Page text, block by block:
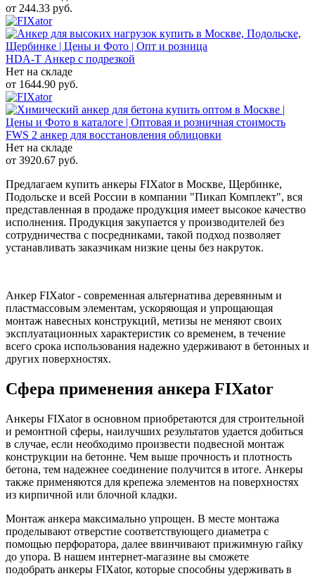
от 244.33 руб.
HDA-T Анкер с подрезкой
Нет на складе
от 1644.90 руб.
FWS 2 анкер для восстановления облицовки
Нет на складе
от 3920.67 руб.
Предлагаем купить анкеры FIXator в Москве, Щербинке,
Подольске и всей России в компании "Пикап Комплект", вся
представленная в продаже продукция имеет высокое качество
исполнения. Продукция закупается у производителей без
сотрудничества с посредниками, такой подход позволяет
устанавливать заказчикам низкие цены без накруток.
Анкер FIXator - современная альтернатива деревянным и
пластмассовым элементам, ускоряющая и упрощающая
монтаж навесных конструкций, метизы не меняют своих
эксплуатационных характеристик со временем, в течение
всего срока использования надежно удерживают в бетонных и
других поверхностях.
Сфера применения анкера FIXator
Анкеры FIXator в основном приобретаются для строительной
и ремонтной сферы, наилучших результатов удается добиться
в случае, если необходимо произвести подвесной монтаж
конструкции на бетонне. Чем выше прочность и плотность
бетона, тем надежнее соединение получится в итоге. Анкеры
также применяются для крепежа элементов на поверхностях
из кирпичной или блочной кладки.
Монтаж анкера максимально упрощен. В месте монтажа
проделывают отверстие соответствующего диаметра с
помощью перфоратора, далее ввинчивают прижимную гайку
до упора. В нашем интернет-магазине вы сможете
подобрать анкеры FIXator, которые способны удерживать в